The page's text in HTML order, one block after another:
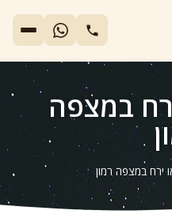
במצפה
ירח במצפה רמון